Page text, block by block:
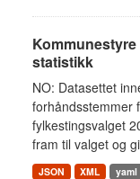
statistikk
NO: Datasettet
forhåndsstemmer
fylkestingsvalget
fram til valget og
JSON XML yaml